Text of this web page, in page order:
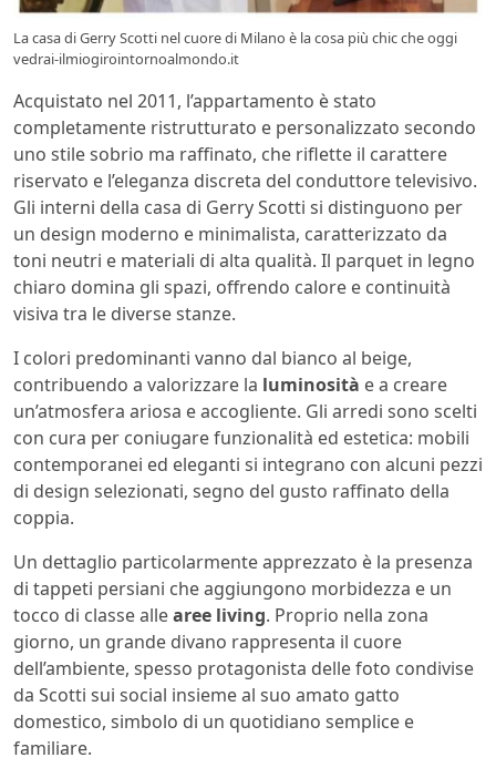
La casa di Gerry Scotti nel cuore di Milano è la cosa più chic che oggi
vedrai-ilmiogirointornoalmondo.it
Acquistato nel 2011, l’appartamento è stato
completamente ristrutturato e personalizzato secondo
uno stile sobrio ma raffinato, che riflette il carattere
riservato e l’eleganza discreta del conduttore televisivo.
Gli interni della casa di Gerry Scotti si distinguono per
un design moderno e minimalista, caratterizzato da
toni neutri e materiali di alta qualità. Il parquet in legno
chiaro domina gli spazi, offrendo calore e continuità
visiva tra le diverse stanze.
I colori predominanti vanno dal bianco al beige,
contribuendo a valorizzare la luminosità e a creare
un’atmosfera ariosa e accogliente. Gli arredi sono scelti
con cura per coniugare funzionalità ed estetica: mobili
contemporanei ed eleganti si integrano con alcuni pezzi
di design selezionati, segno del gusto raffinato della
coppia.
Un dettaglio particolarmente apprezzato è la presenza
di tappeti persiani che aggiungono morbidezza e un
tocco di classe allearee living. Proprio nella zona
giorno, un grande divano rappresenta il cuore
dell’ambiente, spesso protagonista delle foto condivise
da Scotti sui social insieme al suo amato gatto
domestico, simbolo di un quotidiano semplice e
familiare.